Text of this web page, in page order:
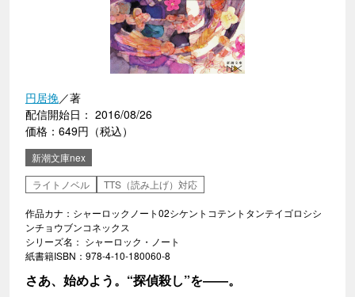
円居挽／著
配信開始日： 2016/08/26
価格：649円（税込）
新潮文庫nex
ライトノベル
TTS（読み上げ）対応
作品カナ：シャーロックノート02シケントコテントタンテイゴロシシ
ンチョウブンコネックス
シリーズ名： シャーロック・ノート
紙書籍ISBN：978-4-10-180060-8
さあ、始めよう。“探偵殺し”を――。